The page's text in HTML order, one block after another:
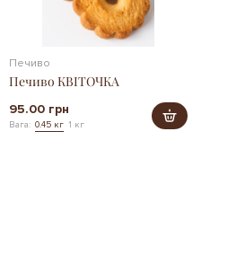
Печиво
Печиво КВІТОЧКА
95.00 грн
Вага: 0.45 кг 1 кг